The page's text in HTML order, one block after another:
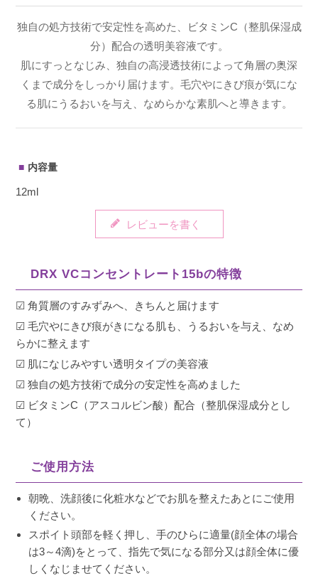
独自の処方技術で安定性を高めた、ビタミンC（整肌保湿成
分）配合の透明美容液です。
肌にすっとなじみ、独自の高浸透技術によって角層の奥深
くまで成分をしっかり届けます。毛穴やにきび痕が気にな
る肌にうるおいを与え、なめらかな素肌へと導きます。
内容量
12ml
レビューを書く
DRX VCコンセントレート15bの特徴
☑ 角質層のすみずみへ、きちんと届けます
☑ 毛穴やにきび痕がきになる肌も、うるおいを与え、なめ
らかに整えます
☑ 肌になじみやすい透明タイプの美容液
☑ 独自の処方技術で成分の安定性を高めました
☑ ビタミンC（アスコルビン酸）配合（整肌保湿成分とし
て）
ご使用方法
朝晩、洗顔後に化粧水などでお肌を整えたあとにご使用
ください。
スポイト頭部を軽く押し、手のひらに適量(顔全体の場合
は3～4滴)をとって、指先で気になる部分又は顔全体に優
しくなじませてください。